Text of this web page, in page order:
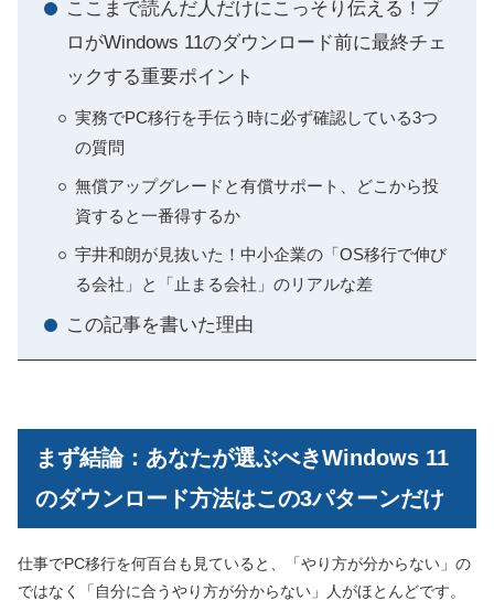
ここまで読んだ人だけにこっそり伝える！プ
ロがWindows 11のダウンロード前に最終チェ
ックする重要ポイント
実務でPC移行を手伝う時に必ず確認している3つ
の質問
無償アップグレードと有償サポート、どこから投
資すると一番得するか
宇井和朗が見抜いた！中小企業の「OS移行で伸び
る会社」と「止まる会社」のリアルな差
この記事を書いた理由
まず結論：あなたが選ぶべきWindows 11
のダウンロード方法はこの3パターンだけ
仕事でPC移行を何百台も見ていると、「やり方が分からない」の
ではなく「自分に合うやり方が分からない」人がほとんどです。